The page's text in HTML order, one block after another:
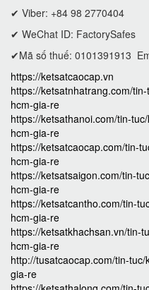
✔ Viber: +84 98 2770404
✔ WeChat ID: FactorySafes
✔Mã số thuế: 0101391913
https://ketsatcaocap.vn
https://ketsatnhatrang.com/
hcm-gia-re
https://ketsathanoi.com/tin-
hcm-gia-re
https://ketsatcaocap.com/tin-
hcm-gia-re
https://ketsatsaigon.com/tin-
hcm-gia-re
https://ketsatcantho.com/tin-
hcm-gia-re
https://ketsatkhachsan.vn/tin-
hcm-gia-re
http://tusatcaocap.com/tin-
gia-re